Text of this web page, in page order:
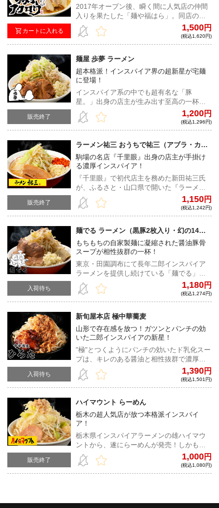
ピングすれば、あのNO11が自宅で味わえ
る！
カートに入れる
2017年オープン後、瞬く間に人気店の仲間
入りを果たした「麺や福はら」。同店の二
郎インスパイア系のセカンドブランドであ
る「ラーメンフクロウ」は、すでに宅麺で
も怒涛の人気を誇っている。今回は宅麺史
発！豚5枚、アブラマシマシ、カラメマシマ
シのセットとなっているため、自宅ではに
んにく・野菜をマシマシに盛って、豪快に
楽しんで頂きたい！！
1,500円
(税込1,620円)
販売終了
麺屋 歩夢 ラーメン
超本格派！インスパイア界の超新星が宅麺
に登場！
インスパイア系の中でも超有名な「豚
星。」出身の店主が生み出す至高の一杯。
加水率高めの自家製平打ち麺と濃厚なスー
プが絡み合い絶妙なハーモニーを生み出
す！開店後にすぐに行列ができる人気店の
1,200円
(税込1,296円)
販売終了
ラーメン祐三 おうちで祐三（アブラ・カラ
アゲ・ラーメンたれ付き）
駒場の名店『千里眼』出身の店主が手掛け
る濃厚インスパイア！
『千里眼』で初代店主を務めた新田祐三氏
が、ふるさと・山口県で開いた『ラーメン
祐三』がいよいよ宅麺に登場！濃厚なド乳
化スープと合わせるのはうねりの強いバキ
ゴワ麺！『千里眼』譲りのカラアゲと一緒
らない。
1,150円
(税込1,242円)
入荷待ち
麺でる ラーメン（黒豚2枚入り・幻の14連
麺入り）
もちもちの自家製麺に凝縮された醤油豚骨
スープが相性抜群の一杯！
東京・田園調布にて長年二郎インスパイア
ラーメンを提供し続けている「麺でる」。
もちもちの自家製極太麺と、旨みが凝縮さ
れた醤油豚骨スープが相性抜群な一杯！さ
らに宅麺のために、麺が横に14本連なっ
用意いただいた！もちもちの食感でスープ
とも相性抜群な極上の味わい！全てが大満
足の一杯となっていることは言うまでもな
い！
1,180円
(税込1,274円)
入荷待ち
新旬屋本店 極中華蕎麦
山形で存在感を放つ！ガツンとパンチの効
いた二郎インスパイアの新星！
"極"とつくようにパンチの効いたド乳化スー
プは、キレのある醤油と相性抜群で濃厚好
きにはたまらない一杯である。また、しっ
かり味が染み込んだド迫力の分厚い豚は、
濃厚な旨味抜群で極みを体現するのにふさ
トッピング、チャーシューをライス150gの
上に乗せ、ほぐし、生卵をとき、チャーシ
ューの上に。更に、お好みでマヨネーズを
かけてお召しがり下さい！『チャーシュー
呑んでみませんか？』
1,390円
(税込1,501円)
販売終了
ハイマウント らーめん
栃木の超人気店が放つ本格派インスパイ
ア！
栃木県インスパイアラーメンの雄ハイマウ
ントから、遂にらーめんが発売！しかも夏
季（7月〜9月）はまぜそば専門で営業して
いるため、宅麺でしか味わうことのできな
い超貴重な限定メニュー！ガツンとパンチ
1,000円
(税込1,080円)